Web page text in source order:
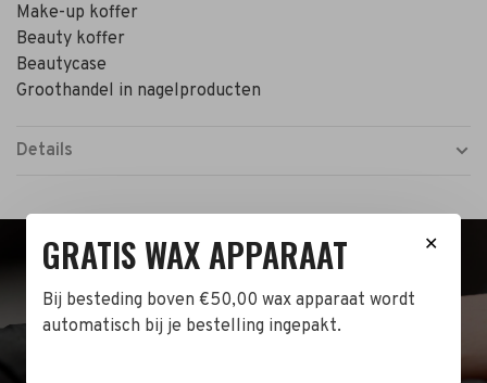
Make-up koffer
Beauty koffer
Beautycase
Groothandel in nagelproducten
Details
BEZOEK DE WINKEL!
✕
GRATIS WAX APPARAAT
Bij besteding boven €50,00 wax apparaat wordt
automatisch bij je bestelling ingepakt.